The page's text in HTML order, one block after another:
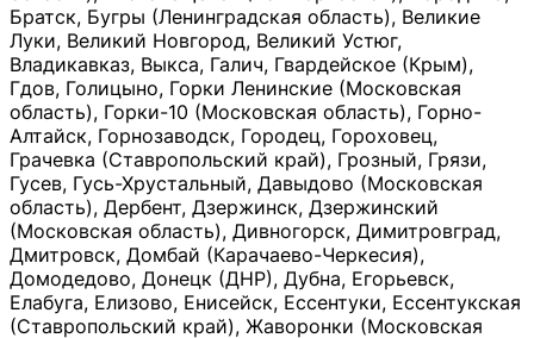
Братск, Бугры (Ленинградская область), Великие
Луки, Великий Новгород, Великий Устюг,
Владикавказ, Выкса, Галич, Гвардейское (Крым),
Гдов, Голицыно, Горки Ленинские (Московская
область), Горки-10 (Московская область), Горно-
Алтайск, Горнозаводск, Городец, Гороховец,
Грачевка (Ставропольский край), Грозный, Грязи,
Гусев, Гусь-Хрустальный, Давыдово (Московская
область), Дербент, Дзержинск, Дзержинский
(Московская область), Дивногорск, Димитровград,
Дмитровск, Домбай (Карачаево-Черкесия),
Домодедово, Донецк (ДНР), Дубна, Егорьевск,
Елабуга, Елизово, Енисейск, Ессентуки, Ессентукская
(Ставропольский край), Жаворонки (Московская